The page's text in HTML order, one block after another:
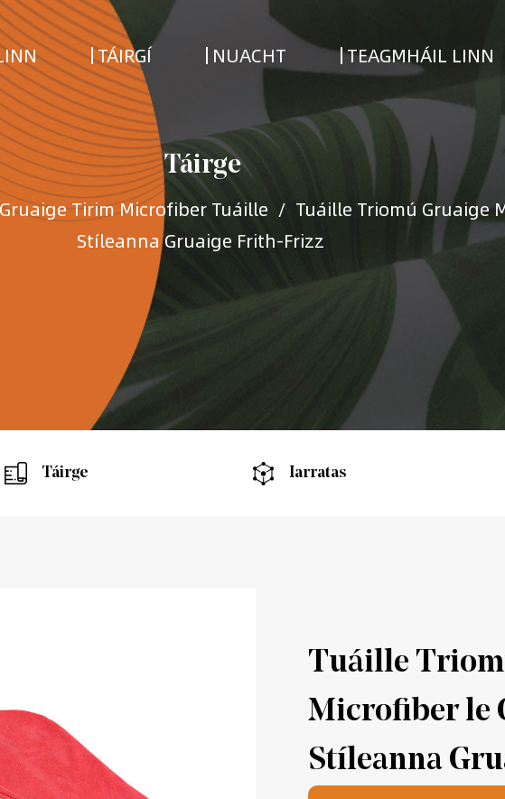
TÁIRGÍ NUACHT TEAGMHÁIL LINN
Táirge
Gruaige Tirim Microfiber Tuáille / Tuáille Triomú Gruaige
Stíleanna Gruaige Frith-Frizz
Táirge Iarratas
Tuáille
Microfiber le
Stíleanna